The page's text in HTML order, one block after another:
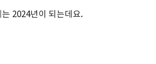
2024년이 되는데요.